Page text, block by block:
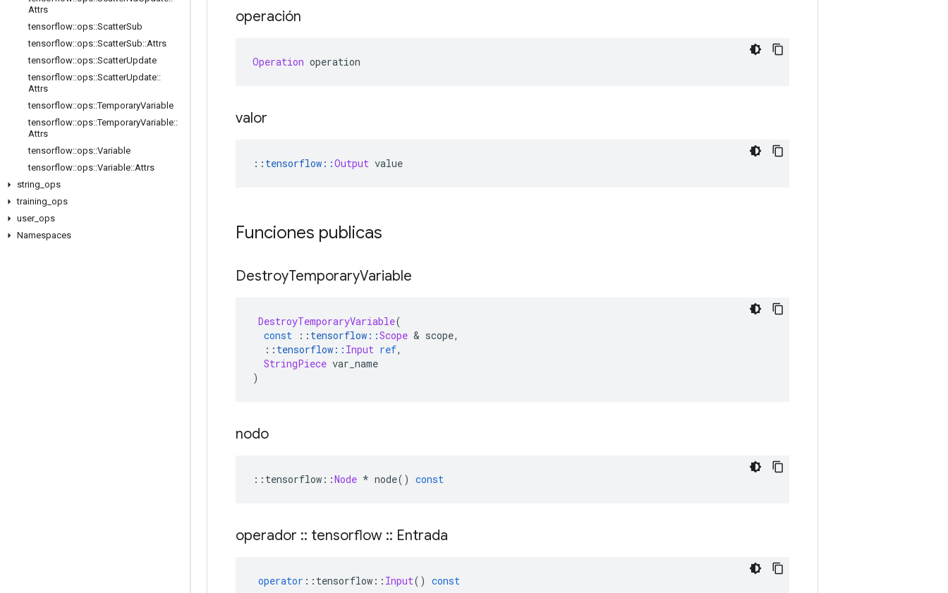
Attrs
tensorflow::ops::ScatterSub
tensorflow::ops::ScatterSub::Attrs
tensorflow::ops::ScatterUpdate
tensorflow::ops::ScatterUpdate::
Attrs
tensorflow::ops::TemporaryVariable
tensorflow::ops::TemporaryVariable::
Attrs
tensorflow::ops::Variable
tensorflow::ops::Variable::Attrs
string ops
training ops
user_ ops
Namespaces
operación
Operation operation
valor
:: tensorflow ::Output value
Funciones publicas
DestroyTemporaryVariable
DestroyTemporaryVariable(
const
:: tensorflow ::Scope & scope,
:: tensorflow :: Input ref,
StringPiece var_name
)
nodo
:: tensorflow ::Node * node() const
operador :: tensorflow :: Entrada
operator :: tensorflow :: Input() const